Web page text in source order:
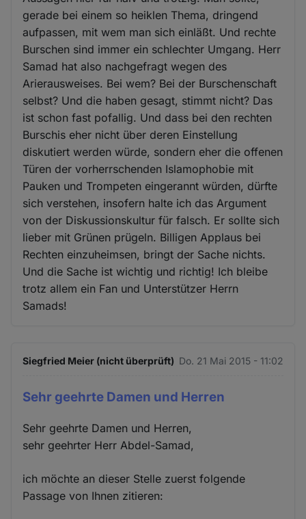
gerade bei einem so heiklen Thema, dringend
aufpassen, mit wem man sich einläßt. Und rechte
Burschen sind immer ein schlechter Umgang. Herr
Samad hat also nachgefragt wegen des
Arierausweises. Bei wem? Bei der Burschenschaft
selbst? Und die haben gesagt, stimmt nicht? Das
ist schon fast pofallig. Und dass bei den rechten
Burschis eher nicht über deren Einstellung
diskutiert werden würde, sondern eher die offenen
Türen der vorherrschenden Islamophobie mit
Pauken und Trompeten eingerannt würden, dürfte
sich verstehen, insofern halte ich das Argument
von der Diskussionskultur für falsch. Er sollte sich
lieber mit Grünen prügeln. Billigen Applaus bei
Rechten einzuheimsen, bringt der Sache nichts.
Und die Sache ist wichtig und richtig! Ich bleibe
trotz allem ein Fan und Unterstützer Herrn
Samads!
Siegfried Meier (nicht überprüft) Do. 21 Mai 2015 - 11:02
Sehr geehrte Damen und Herren
Sehr geehrte Damen und Herren,
sehr geehrter Herr Abdel-Samad,
ich möchte an dieser Stelle zuerst folgende
Passage von Ihnen zitieren: